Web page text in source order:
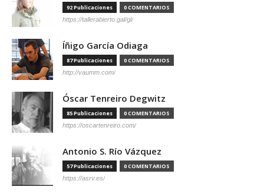
92 Publicaciones 0 COMENTARIOS
https://tallerabierto.gal/gl/
Íñigo García Odiaga
87 Publicaciones 0 COMENTARIOS
http://vaumm.com/
Óscar Tenreiro Degwitz
85 Publicaciones 0 COMENTARIOS
https://oscartenreiro.com/
Antonio S. Río Vázquez
57 Publicaciones 0 COMENTARIOS
https://asrv.es/